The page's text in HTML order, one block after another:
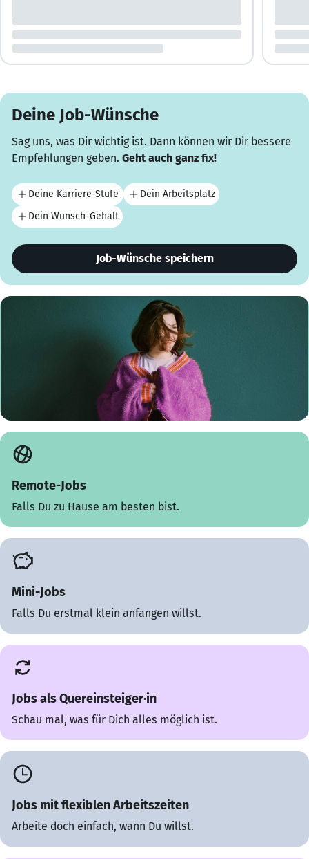
Deine Job-Wünsche
Sag uns, was Dir wichtig ist. Dann können wir Dir bessere
Empfehlungen geben. Geht auch ganz fix!
Deine Karriere-Stufe
Dein Arbeitsplatz
Dein Wunsch-Gehalt
Job-Wünsche speichern
Remote-Jobs
Falls Du zu Hause am besten bist.
Mini-Jobs
Falls Du erstmal klein anfangen willst.
Jobs als Quereinsteiger·in
Schau mal, was für Dich alles möglich ist.
Jobs mit flexiblen Arbeitszeiten
Arbeite doch einfach, wann Du willst.